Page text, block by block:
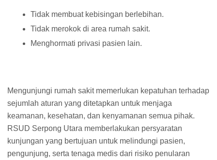
Tidak membuat kebisingan berlebihan.
Tidak merokok di area rumah sakit.
Menghormati privasi pasien lain.
Mengunjungi rumah sakit memerlukan kepatuhan terhadap
sejumlah aturan yang ditetapkan untuk menjaga
keamanan, kesehatan, dan kenyamanan semua pihak.
RSUD Serpong Utara memberlakukan persyaratan
kunjungan yang bertujuan untuk melindungi pasien,
pengunjung, serta tenaga medis dari risiko penularan